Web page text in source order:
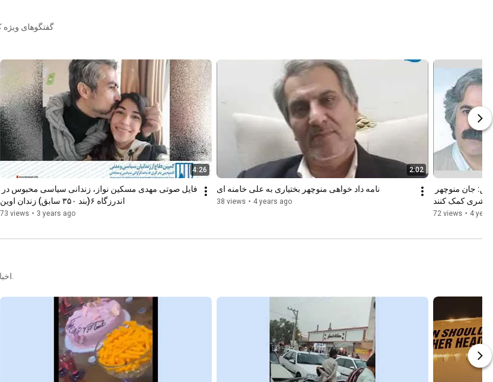
گفتگوهای ویژه
4:26
اندرزگاه ۶(بند ۳۵۰ سابق) زندان اوین
73 views • 3 years ago
2:02
نامه داد خواهی منوچهر بختیاری به علی خامنه ای
38 views • 4 years ago
بشری کمک کنند
72 views • 4